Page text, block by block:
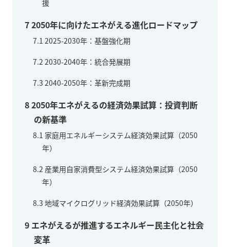
援
72050年に向けたエネがえる進化ロードマップ
7.1 2025-2030年：基盤強化期
7.2 2030-2040年：統合発展期
7.3 2040-2050年：革新完成期
82050年エネがえるの経済効果試算：投資判断
の新基準
8.1 家庭用エネルギーシステム経済効果試算（2050
年）
8.2 産業用自家消費型システム経済効果試算（2050
年）
8.3 地域マイクログリッド経済効果試算（2050年）
9 エネがえるが推進するエネルギー民主化と社会
変革